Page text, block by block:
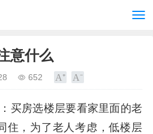
意什么
652
买房选楼层要看家里面的老
住，为了老人考虑，低楼层